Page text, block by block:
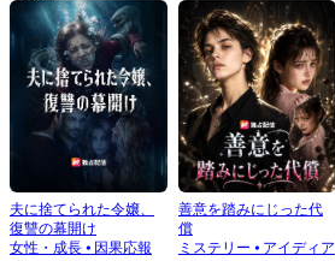
夫に捨てられた令嬢、
復讐の幕開け
女性・成長 ⦁ 因果応報
善意を踏みにじった代
償
ミステリー ⦁ アイディア